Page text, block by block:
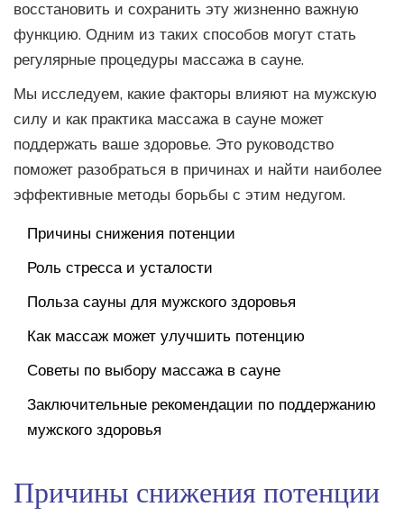
восстановить и сохранить эту жизненно важную
функцию. Одним из таких способов могут стать
регулярные процедуры массажа в сауне.
Мы исследуем, какие факторы влияют на мужскую
силу и как практика массажа в сауне может
поддержать ваше здоровье. Это руководство
поможет разобраться в причинах и найти наиболее
эффективные методы борьбы с этим недугом.
Причины снижения потенции
Роль стресса и усталости
Польза сауны для мужского здоровья
Как массаж может улучшить потенцию
Советы по выбору массажа в сауне
Заключительные рекомендации по поддержанию
мужского здоровья
Причины снижения потенции